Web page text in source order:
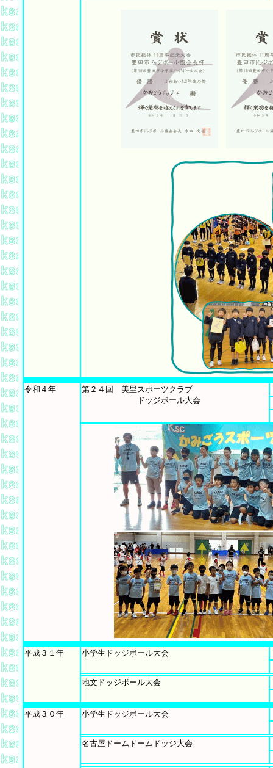
令和４年
第２４回 美里スポーツクラブ
ドッジボール大会
平成３１年 小学生ドッジボール大会
地文ドッジボール大会
平成３０年 小学生ドッジボール大会
名古屋ドームドームドッジ大会